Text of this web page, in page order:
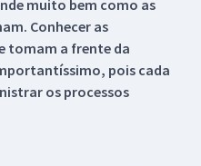
muito bem como as
Conhecer as
tomam a frente da
pois cada
os processos